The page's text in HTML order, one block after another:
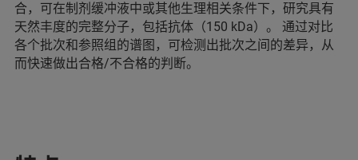
合，可在制剂缓冲液中或其他生理相关条件下，研究具有
天然丰度的完整分子，包括抗体（150 kDa）。 通过对比
各个批次和参照组的谱图，可检测出批次之间的差异，从
而快速做出合格/不合格的判断。